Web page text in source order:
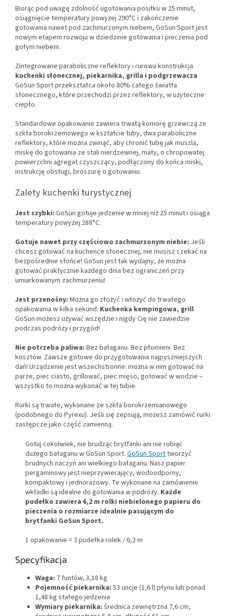
Biorąc pod uwagę zdolność ugotowania posiłku w 25 minut,
osiągnięcie temperatury powyżej 290°C i zakończenie
gotowania nawet pod zachmurzonym niebem, GoSun Sport jest
nowym etapem rozwoju w dziedzinie gotowania i pieczenia pod
gołym niebem.
Zintegrowane paraboliczne reflektory i rurowa konstrukcja
kuchenki słonecznej, piekarnika, grilla i podgrzewacza
GoSun Sport przekształca około 80% całego światła
słonecznego, które przechodzi przez reflektory, w użyteczne
ciepło.
Standardowe opakowanie zawiera trwałą komorę grzewczą ze
szkła borokrzemowego w kształcie tuby, dwa paraboliczne
reflektory, które można zwinąć, aby chronić tubę jak muszla,
miskę do gotowania ze stali nierdzewnej, mały, o chropowatej
powierzchni agregat czyszczący, podłączony do końca miski,
instrukcję obsługi, broszurę o gotowaniu.
Zalety kuchenki turystycznej
Jest szybki: GoSun gotuje jedzenie w mniej niż 25 minut i osiąga
temperatury powyżej 288°C.
Gotuje nawet przy częściowo zachmurzonym niebie: Jeśli
chcesz gotować na kuchence słonecznej, nie musisz czekać na
bezpośrednie słońce! GoSun jest tak wydajny, że można
gotować praktycznie każdego dnia bez ograniczeń przy
umiarkowanym zachmurzeniu!
Jest przenośny: Można go złożyć i włożyć do trwałego
opakowania w kilka sekund. Kuchenka kempingowa, grill
GoSun możesz używać wszędzie i nigdy Cię nie zawiedzie
podczas podróży i przygód!
Nie potrzeba paliwa: Bez bałaganu. Bez płomieni. Bez
kosztów. Zawsze gotowe do przygotowania najpyszniejszych
dań! Urządzenie jest wszechstronne: można w nim gotować na
parze, piec ciasto, grillować, piec mięso, gotować w wodzie –
wszystko to można wykonać w tej tubie.
Rurki są trwałe, wykonane ze szkła borokrzemianowego
(podobnego do Pyrexu). Jeśli się zepsują, możesz zamówić rurki
zastępcze jako część zamienną.
Gotuj cokolwiek, nie brudząc brytfanki ani nie robiąc
dużego bałaganu w GoSun Sport. GoSun Sporttworzyć
brudnych naczyń ani wielkiego bałaganu. Nasz papier
pergaminowy jest nieprzywierający, wodoodporny,
kompaktowy i jednorazowy. Te wykonane na zamówienie
wkładki są idealne do gotowania w podróży. Każde
pudełko zawiera 6,2 m rolki niebielonego papieru do
pieczenia o rozmiarze idealnie pasującym do
brytfanki GoSun Sport.
1 opakowanie = 3 pudełka rolek / 6,2 m
Specyfikacja
Waga: 7 funtów, 3,18 kg
Pojemność piekarnika: 53 uncje (1,6 l) płynu lub ponad
1,48 kg stałego jedzenia
Wymiary piekarnika: średnica zewnętrzna 7,6 cm,